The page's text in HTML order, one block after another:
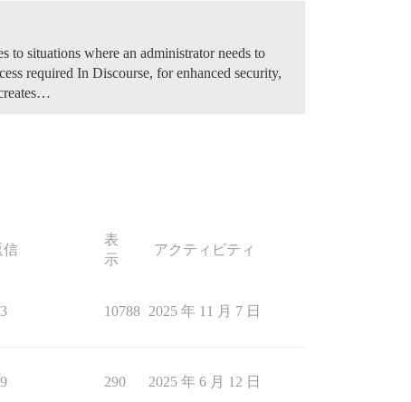
to situations where an administrator needs to
required In Discourse, for enhanced security,
信
表
示
アクティビティ
3 10788 2025 年 11 月 7 日
9 290 2025 年 6 月 12 日